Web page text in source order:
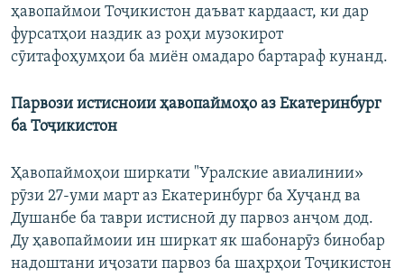
ҳавопаймои Тоҷикистон даъват кардааст, ки дар
фурсатҳои наздик аз роҳи музокирот
сӯитафоҳумҳои ба миён омадаро бартараф кунанд.
Парвози истисноии ҳавопаймоҳо аз Екатеринбург
ба Тоҷикистон
Ҳавопаймоҳои ширкати "Уралские авиалинии»
рӯзи 27-уми март аз Екатеринбург ба Хуҷанд ва
Душанбе ба таври истисноӣ ду парвоз анҷом дод.
Ду ҳавопаймоии ин ширкат як шабонарӯз бинобар
надоштани иҷозати парвоз ба шаҳрҳои Тоҷикистон